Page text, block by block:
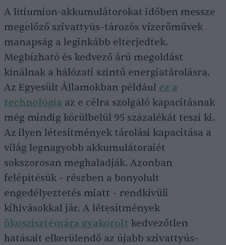
A lítiumion-akkumulátorokat időben messze
megelőző szivattyús–tározós vízerőművek
manapság a leginkább elterjedtek.
Megbízható és kedvező árú megoldást
kínálnak a hálózati szintű energiatárolásra.
Az Egyesült Államokban például ez a
technológia az e célra szolgáló kapacitásnak
még mindig körülbelül 95 százalékát teszi ki.
Az ilyen létesítmények tárolási kapacitása a
világ legnagyobb akkumulátoraiét
sokszorosan meghaladják. Azonban
felépítésük – részben a bonyolult
engedélyeztetés miatt – rendkívüli
kihívásokkal jár. A létesítmények
ökoszisztémára gyakorolt kedvezőtlen
hatásait elkerülendő az újabb szivattyús–